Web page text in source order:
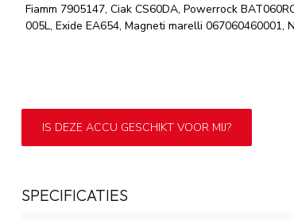
Fiamm 7905147, Ciak CS60DA, Powerrock
005L, Exide EA654, Magneti marelli 067060460001,
IS DEZE ACCU GESCHIKT VOOR MIJ?
SPECIFICATIES